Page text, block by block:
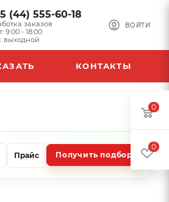
ВОЙТИ
(44) 555-60-18
заказов
9:00 - 18:00
выходной
КОНТАКТЫ
Прайс Получить подбор
0
0